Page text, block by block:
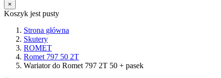
×
Koszyk jest pusty
Strona główna
Skutery
ROMET
Romet 797 50 2T
Wariator do Romet 797 2T 50 + pasek